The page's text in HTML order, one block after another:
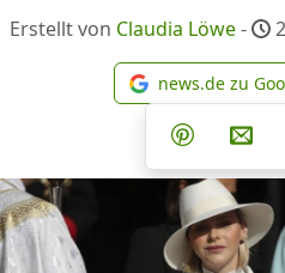
Erstellt von Claudia Löwe-
news.de zu
Teilen
TeilenPer